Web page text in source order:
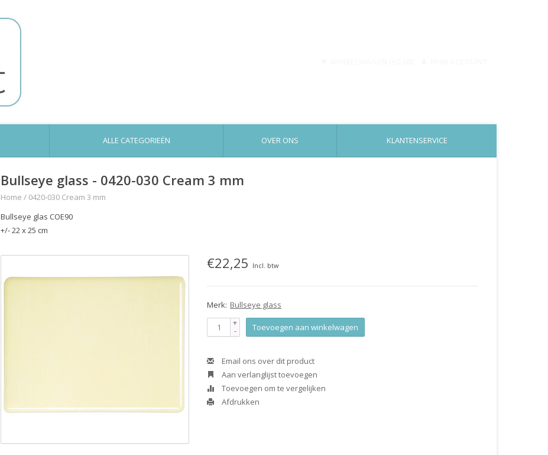
ALLE CATEGORIEËN OVER ONS KLANTENSERVICE
Bullseye glass - 0420-030 Cream 3 mm
Home / 0420-030 Cream 3 mm
Bullseye glas COE90
+/- 22 x 25 cm
€22,25 Incl. btw
Merk: Bullseye glass
+
- Toevoegen aan winkelwagen
Email ons over dit product
Aan verlanglijst toevoegen
Toevoegen om te vergelijken
Afdrukken